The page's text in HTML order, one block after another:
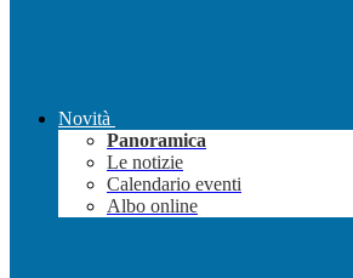
Novità
Panoramica
Le notizie
Calendario eventi
Albo online